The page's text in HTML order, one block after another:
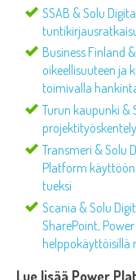
SSAB & Solu
Business Finland
oikeellisuuteen ja
toimivalla
Turun kaupunki &
Transmeri & Solu
Platform
tueksi
Scania & Solu
SharePoint,
helppokäyttöisillä
Lue lisää Power